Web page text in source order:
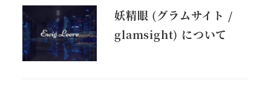
妖精眼 (グラムサイト /
glamsight) について